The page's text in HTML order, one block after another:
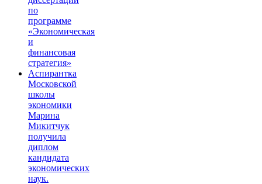
по
программе
«Экономическая
и
финансовая
стратегия»
Аспирантка
Московской
школы
экономики
Марина
Микитчук
получила
диплом
кандидата
экономических
наук.